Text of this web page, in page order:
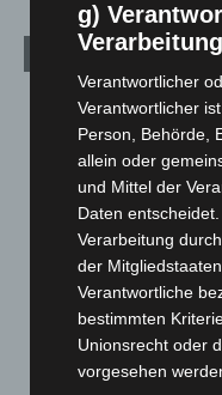
Archiv
August 2026(9)
Juli 2026(73)
Juni 2026 (139)
Mai 2026(99)
April 2026(99)
März 2026(115)
Februar 2026(109)
Januar 2026(122)
g)
Verantwortlicher
Verantwortlicher
Person, Behörde,
allein oder
und Mittel der
Daten
Verarbeitung
der
Verantwortliche
bestimmten
Unionsrecht oder
vorgesehen